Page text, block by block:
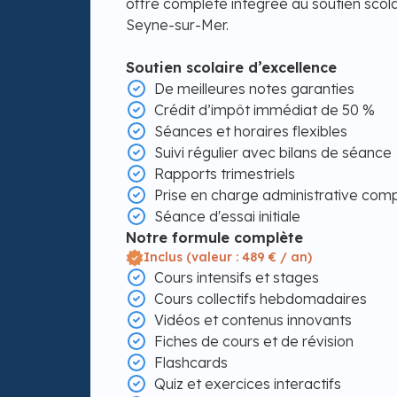
offre complète intégrée au soutien
Seyne-sur-Mer.
Soutien scolaire d’excellence
De meilleures notes garanties
Crédit d’impôt immédiat de 50 %
Séances et horaires flexibles
Suivi régulier avec bilans de séance
Rapports trimestriels
Prise en charge administrative
Séance d'essai initiale
Notre formule complète
Inclus (valeur : 489 € / an)
Cours intensifs et stages
Cours collectifs hebdomadaires
Vidéos et contenus innovants
Fiches de cours et de révision
Flashcards
Quiz et exercices interactifs